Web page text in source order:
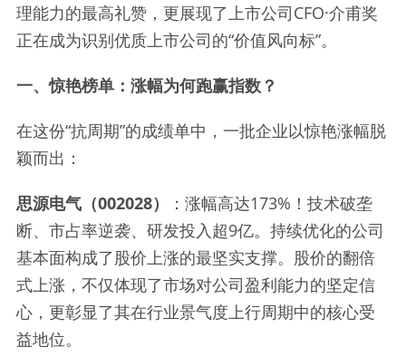
理能力的最高礼赞，更展现了上市公司CFO·介甫奖
正在成为识别优质上市公司的“价值风向标”。
一、惊艳榜单：涨幅为何跑赢指数？
在这份“抗周期”的成绩单中，一批企业以惊艳涨幅脱
颖而出：
思源电气（002028）
：涨幅高达173%！技术破垄
断、市占率逆袭、研发投入超9亿。持续优化的公司
基本面构成了股价上涨的最坚实支撑。股价的翻倍
式上涨，不仅体现了市场对公司盈利能力的坚定信
心，更彰显了其在行业景气度上行周期中的核心受
益地位。